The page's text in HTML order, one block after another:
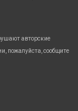
авторские
пожалуйста, сообщите